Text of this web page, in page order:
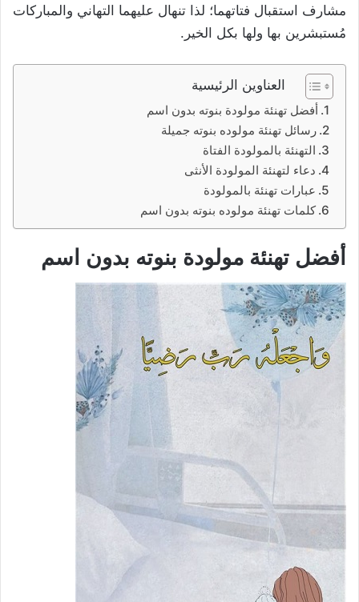
مشارف استقبال فتاتهما؛ لذا تنهال عليهما التهاني والمباركات
مُستبشرين بها ولها بكل الخير.
العناوين الرئيسية
أفضل تهنئة مولودة بنوته بدون اسم
رسائل تهنئة مولوده بنوته جميلة
التهنئة بالمولودة الفتاة
دعاء لتهنئة المولودة الأنثى
عبارات تهنئة بالمولودة
كلمات تهنئة مولوده بنوته بدون اسم
أفضل تهنئة مولودة بنوته بدون اسم